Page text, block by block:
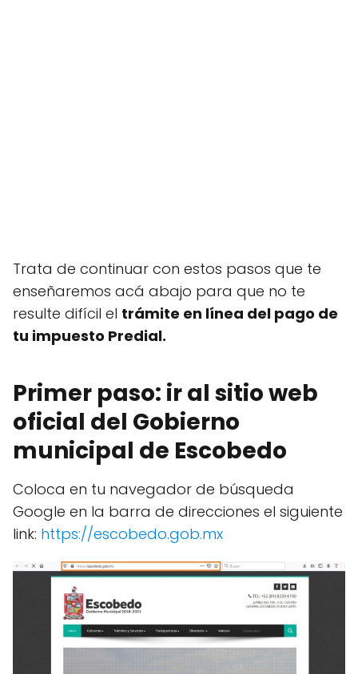
Trata de continuar con estos pasos que te
enseñaremos acá abajo para que no te
resulte difícil el trámite en línea del pago de
tu impuesto Predial.
Primer paso: ir al sitio web
oficial del Gobierno
municipal de Escobedo
Coloca en tu navegador de búsqueda
Google en la barra de direcciones el siguiente
link: https://escobedo.gob.mx